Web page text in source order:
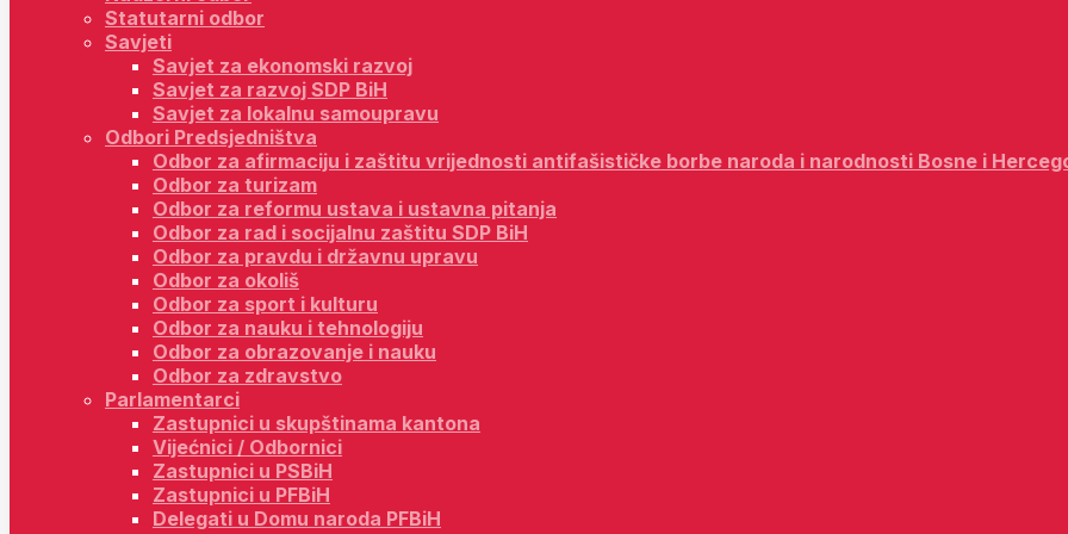
Statutarni odbor
Savjeti
Savjet za ekonomski razvoj
Savjet za razvoj SDP BiH
Savjet za lokalnu samoupravu
Odbori Predsjedništva
Odbor za afirmaciju i zaštitu vrijednosti antifašističke borbe naroda i narodnosti Bosne i
Odbor za turizam
Odbor za reformu ustava i ustavna pitanja
Odbor za rad i socijalnu zaštitu SDP BiH
Odbor za pravdu i državnu upravu
Odbor za okoliš
Odbor za sport i kulturu
Odbor za nauku i tehnologiju
Odbor za obrazovanje i nauku
Odbor za zdravstvo
Parlamentarci
Zastupnici u skupštinama kantona
Vijećnici / Odbornici
Zastupnici u PSBiH
Zastupnici u PFBiH
Delegati u Domu naroda PFBiH